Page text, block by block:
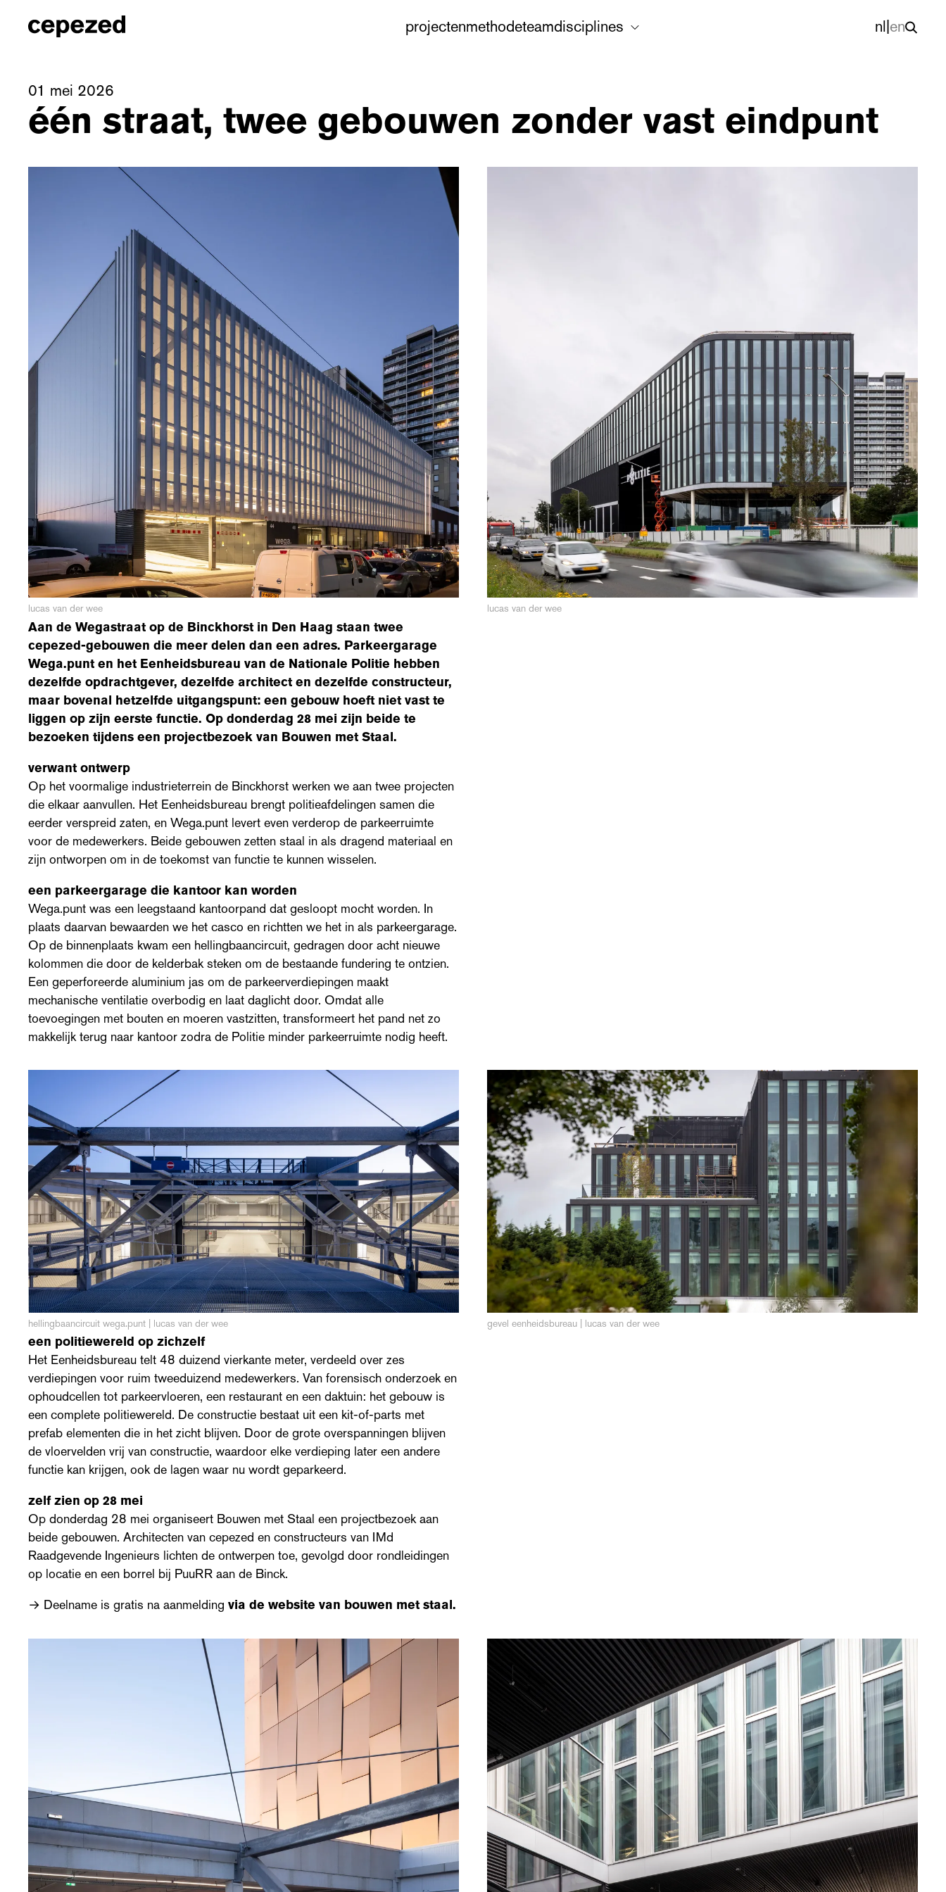
projectenmethodeteamdisciplines nl|en
01 mei 2026
één straat, twee gebouwen zonder vast eindpunt
lucas van der wee lucas van der wee
Aan de Wegastraat op de Binckhorst in Den Haag staan twee
cepezed-gebouwen die meer delen dan een adres. Parkeergarage
Wega.punt en het Eenheidsbureau van de Nationale Politie hebben
dezelfde opdrachtgever, dezelfde architect en dezelfde constructeur,
maar bovenal hetzelfde uitgangspunt: een gebouw hoeft niet vast te
liggen op zijn eerste functie. Op donderdag 28 mei zijn beide te
bezoeken tijdens een projectbezoek van Bouwen met Staal.
verwant ontwerp
Op het voormalige industrieterrein de Binckhorst werken we aan twee projecten
die elkaar aanvullen. Het Eenheidsbureau brengt politieafdelingen samen die
eerder verspreid zaten, en Wega.punt levert even verderop de parkeerruimte
voor de medewerkers. Beide gebouwen zetten staal in als dragend materiaal en
zijn ontworpen om in de toekomst van functie te kunnen wisselen.
een parkeergarage die kantoor kan worden
Wega.punt was een leegstaand kantoorpand dat gesloopt mocht worden. In
plaats daarvan bewaarden we het casco en richtten we het in als parkeergarage.
Op de binnenplaats kwam een hellingbaancircuit, gedragen door acht nieuwe
kolommen die door de kelderbak steken om de bestaande fundering te ontzien.
Een geperforeerde aluminium jas om de parkeerverdiepingen maakt
mechanische ventilatie overbodig en laat daglicht door. Omdat alle
toevoegingen met bouten en moeren vastzitten, transformeert het pand net zo
makkelijk terug naar kantoor zodra de Politie minder parkeerruimte nodig heeft.
hellingbaancircuit wega.punt | lucas van der wee gevel eenheidsbureau | lucas van der wee
een politiewereld op zichzelf
Het Eenheidsbureau telt 48 duizend vierkante meter, verdeeld over zes
verdiepingen voor ruim tweeduizend medewerkers. Van forensisch onderzoek en
ophoudcellen tot parkeervloeren, een restaurant en een daktuin: het gebouw is
een complete politiewereld. De constructie bestaat uit een kit-of-parts met
prefab elementen die in het zicht blijven. Door de grote overspanningen blijven
de vloervelden vrij van constructie, waardoor elke verdieping later een andere
functie kan krijgen, ook de lagen waar nu wordt geparkeerd.
zelf zien op 28 mei
Op donderdag 28 mei organiseert Bouwen met Staal een projectbezoek aan
beide gebouwen. Architecten van cepezed en constructeurs van IMd
Raadgevende Ingenieurs lichten de ontwerpen toe, gevolgd door rondleidingen
op locatie en een borrel bij PuuRR aan de Binck.
→ Deelname is gratis na aanmelding via de website van bouwen met staal.